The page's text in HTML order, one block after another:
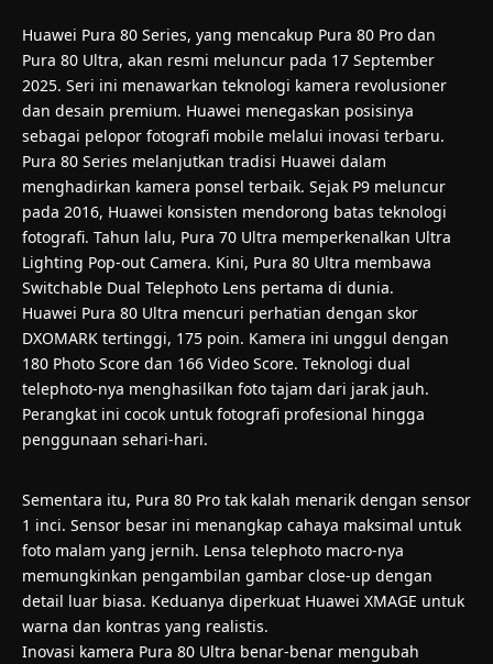
Huawei Pura 80 Series, yang mencakup Pura 80 Pro dan
Pura 80 Ultra, akan resmi meluncur pada 17 September
2025. Seri ini menawarkan teknologi kamera revolusioner
dan desain premium. Huawei menegaskan posisinya
sebagai pelopor fotografi mobile melalui inovasi terbaru.
Pura 80 Series melanjutkan tradisi Huawei dalam
menghadirkan kamera ponsel terbaik. Sejak P9 meluncur
pada 2016, Huawei konsisten mendorong batas teknologi
fotografi. Tahun lalu, Pura 70 Ultra memperkenalkan Ultra
Lighting Pop-out Camera. Kini, Pura 80 Ultra membawa
Switchable Dual Telephoto Lens pertama di dunia.
Huawei Pura 80 Ultra mencuri perhatian dengan skor
DXOMARK tertinggi, 175 poin. Kamera ini unggul dengan
180 Photo Score dan 166 Video Score. Teknologi dual
telephoto-nya menghasilkan foto tajam dari jarak jauh.
Perangkat ini cocok untuk fotografi profesional hingga
penggunaan sehari-hari.
Sementara itu, Pura 80 Pro tak kalah menarik dengan sensor
1 inci. Sensor besar ini menangkap cahaya maksimal untuk
foto malam yang jernih. Lensa telephoto macro-nya
memungkinkan pengambilan gambar close-up dengan
detail luar biasa. Keduanya diperkuat Huawei XMAGE untuk
warna dan kontras yang realistis.
Inovasi kamera Pura 80 Ultra benar-benar mengubah